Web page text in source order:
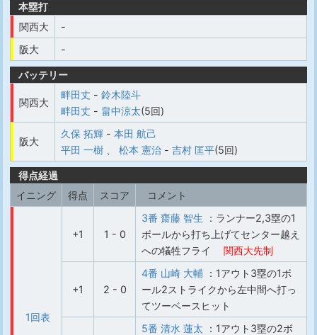
本塁打
関西大
-
阪大
-
バッテリー
関西大
畔田丈 - 鈴木陸斗
畔田丈 - 畠中涼太(5回)
阪大
久保 拓輝 - 本田 航己
平田 一樹
松本 憲治 - 吉村 匡平(5回)
得点経過
イニング
得点 スコア コメント
1回表
+1 1 - 0
3番 齋藤 智生 ：ランナー2,3塁の1
ボールから打ち上げてセンター越え
への犠牲フライ
関西大先制
+1 2 - 0
4番 山崎 大輔 ：1アウト3塁の1ボ
ール2ストライクから左中間へ打っ
てツーベースヒット
5番 清水 蓮太 ：1アウト3塁の2ボ